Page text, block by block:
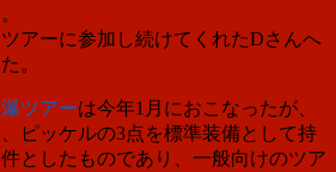
アーに参加し続けてくれたDさんへ
。
ツアーは今年1月におこなったが、
ピッケルの3点を標準装備として持
としたものであり、一般向けのツア